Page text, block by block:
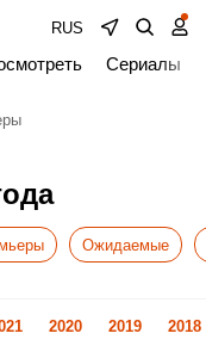
RUS
Сериалы
Ожидаемые
2020 2019 2018